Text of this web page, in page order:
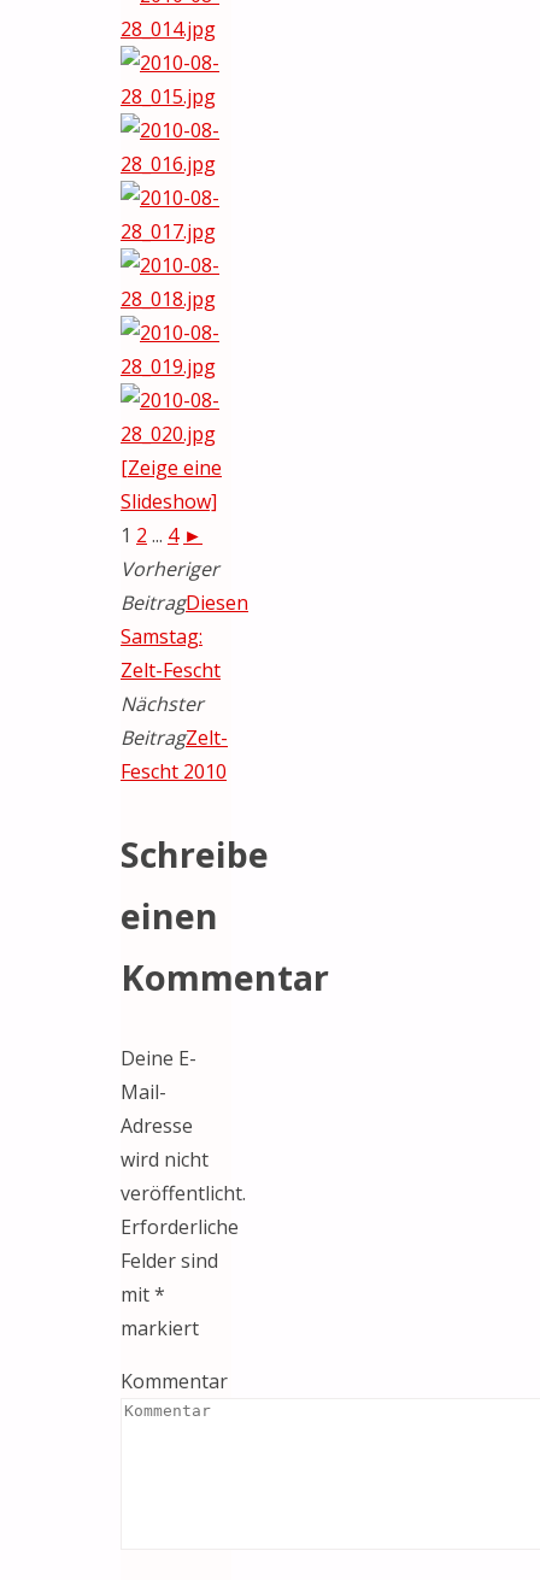
[Zeige eine
Slideshow]
1 2 ... 4 ►
Vorheriger
BeitragDiesen
Samstag:
Zelt-Fescht
Nächster
BeitragZelt-
Fescht 2010
Schreibe
einen
Kommentar
Deine E-
Mail-
Adresse
wird nicht
veröffentlicht.
Erforderliche
Felder sind
mit*
markiert
Kommentar